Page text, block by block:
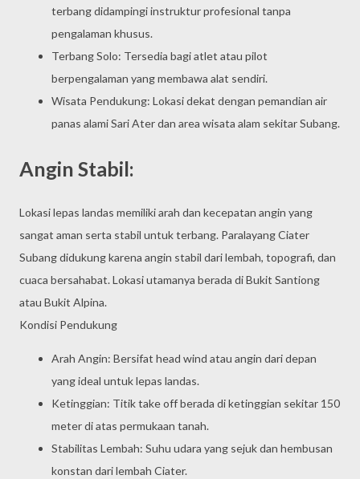
terbang didampingi instruktur profesional tanpa
pengalaman khusus.
Terbang Solo: Tersedia bagi atlet atau pilot
berpengalaman yang membawa alat sendiri.
Wisata Pendukung: Lokasi dekat dengan pemandian air
panas alami Sari Ater dan area wisata alam sekitar Subang.
Angin Stabil:
Lokasi lepas landas memiliki arah dan kecepatan angin yang
sangat aman serta stabil untuk terbang. Paralayang Ciater
Subang didukung karena angin stabil dari lembah, topografi, dan
cuaca bersahabat. Lokasi utamanya berada di Bukit Santiong
atau Bukit Alpina.
Kondisi Pendukung
Arah Angin: Bersifat head wind atau angin dari depan
yang ideal untuk lepas landas.
Ketinggian: Titik take off berada di ketinggian sekitar 150
meter di atas permukaan tanah.
Stabilitas Lembah: Suhu udara yang sejuk dan hembusan
konstan dari lembah Ciater.